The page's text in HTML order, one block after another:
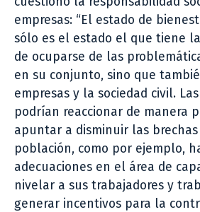
empresas: “El estado de
sólo es el estado el que tiene
de ocuparse de las
en su conjunto, sino que
empresas y la sociedad civil.
podrían reaccionar de manera
apuntar a disminuir las
población, como por ejemplo,
adecuaciones en el área de
nivelar a sus trabajadores y
generar incentivos para la